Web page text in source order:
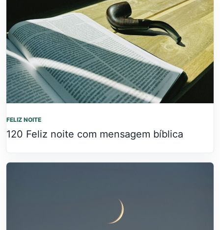
FELIZ NOITE
120 Feliz noite com mensagem bíblica